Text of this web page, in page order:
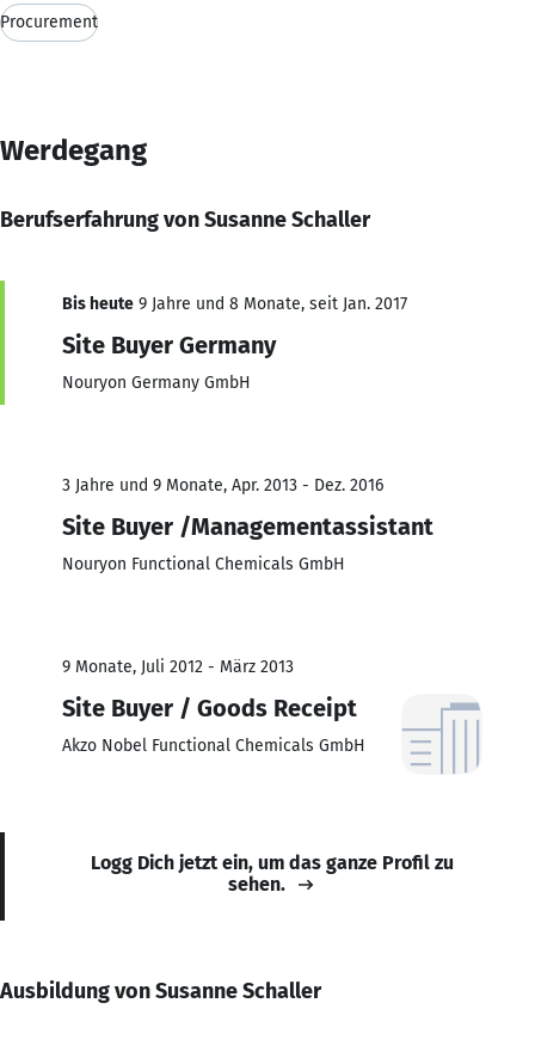
Procurement
Werdegang
Berufserfahrung von Susanne Schaller
Bis heute 9 Jahre und 8 Monate, seit Jan. 2017
Site Buyer Germany
Nouryon Germany GmbH
3 Jahre und 9 Monate, Apr. 2013 - Dez. 2016
Site Buyer /Managementassistant
Nouryon Functional Chemicals GmbH
9 Monate, Juli 2012 - März 2013
Site Buyer / Goods Receipt
Akzo Nobel Functional Chemicals GmbH
Logg Dich jetzt ein, um das ganze Profil zu
sehen.
Ausbildung von Susanne Schaller